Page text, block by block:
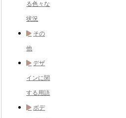
る色々な
状況
その
他
デザ
インに関
する用語
ボデ